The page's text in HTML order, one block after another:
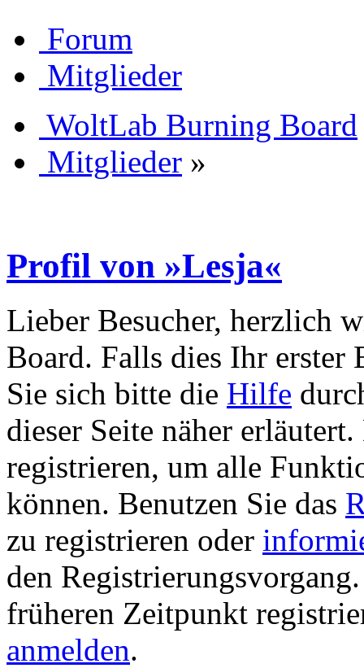
Forum
Mitglieder
WoltLab Burning Board
Mitglieder »
Profil von »Lesja«
Lieber Besucher, herzlich
Board. Falls dies Ihr erster
Sie sich bitte die Hilfe
dieser Seite näher
registrieren, um alle
können. Benutzen Sie das
zu registrieren oder
den
früheren Zeitpunkt
anmelden.